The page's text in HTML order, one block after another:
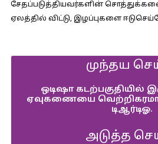
சேதப்படுத்தியவர்களின்
ஏலத்தில் விட்டு, இழப்புகளை
முந்தய
ஒடிஷா கடற்பகுதியில்
ஏவுகணையை
டிஆர்டிஓ.
அடுத்த